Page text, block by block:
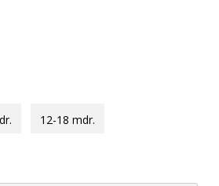
12-18 mdr.